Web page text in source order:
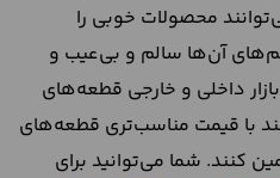
محصولات خوبی را
آن‌ها سالم و بی‌عیب و
داخلی و خارجی قطعه‌های
با قیمت مناسب‌تری قطعه‌های
کنند. شما می‌‌توانید برای